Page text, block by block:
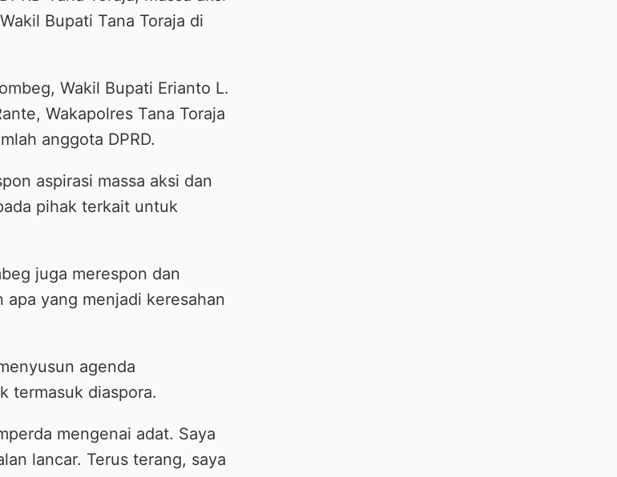
Bupati Tana Toraja di
Wakil Bupati Erianto L.
Wakapolres Tana Toraja
anggota DPRD.
aspirasi massa aksi dan
pihak terkait untuk
juga merespon dan
apa yang menjadi keresahan
agenda
termasuk diaspora.
mengenai adat. Saya
lancar. Terus terang, saya